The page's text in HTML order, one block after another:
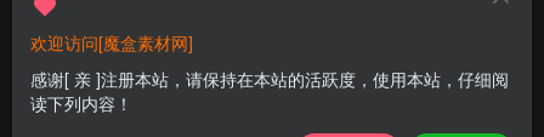
欢迎访问[魔盒素材网]
感谢[ 亲 ]注册本站，请保持在本站的活跃度，使用本站，仔细阅
读下列内容！